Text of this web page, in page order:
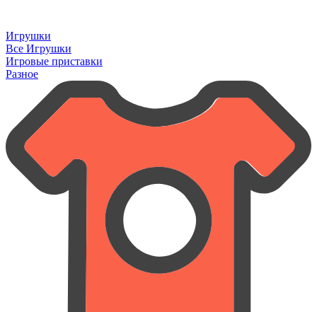
Игрушки
Все Игрушки
Игровые приставки
Разное